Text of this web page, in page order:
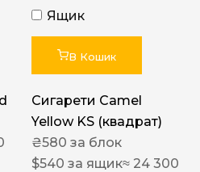
Ящик
В Кошик
Сигарети Camel
Yellow KS (квадрат)
₴580 за блок
$540 за ящик≈ 24 300